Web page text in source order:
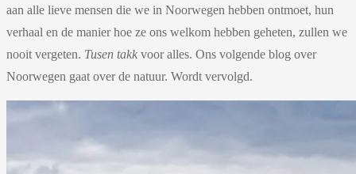
aan alle lieve mensen die we in Noorwegen hebben ontmoet, hun
verhaal en de manier hoe ze ons welkom hebben geheten, zullen we
nooit vergeten. Tusen takk voor alles. Ons volgende blog over
Noorwegen gaat over de natuur. Wordt vervolgd.